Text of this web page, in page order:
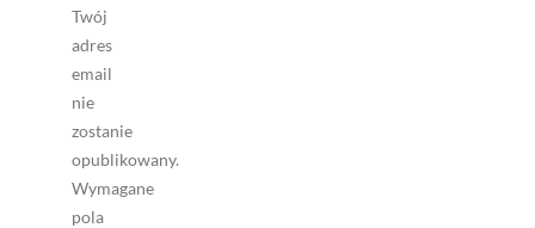
Twój
adres
email
nie
zostanie
opublikowany.
Wymagane
pola